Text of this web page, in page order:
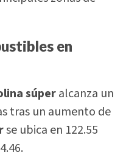
en
súperalcanza un
tras un aumento de
se ubica en 122.55